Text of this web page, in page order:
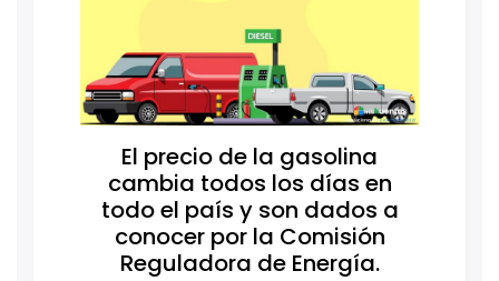
El precio de la gasolina
cambia todos los días en
todo el país y son dados a
conocer por la Comisión
Reguladora de Energía.